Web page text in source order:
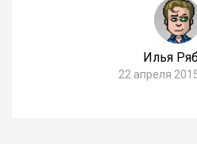
Илья
22 апреля